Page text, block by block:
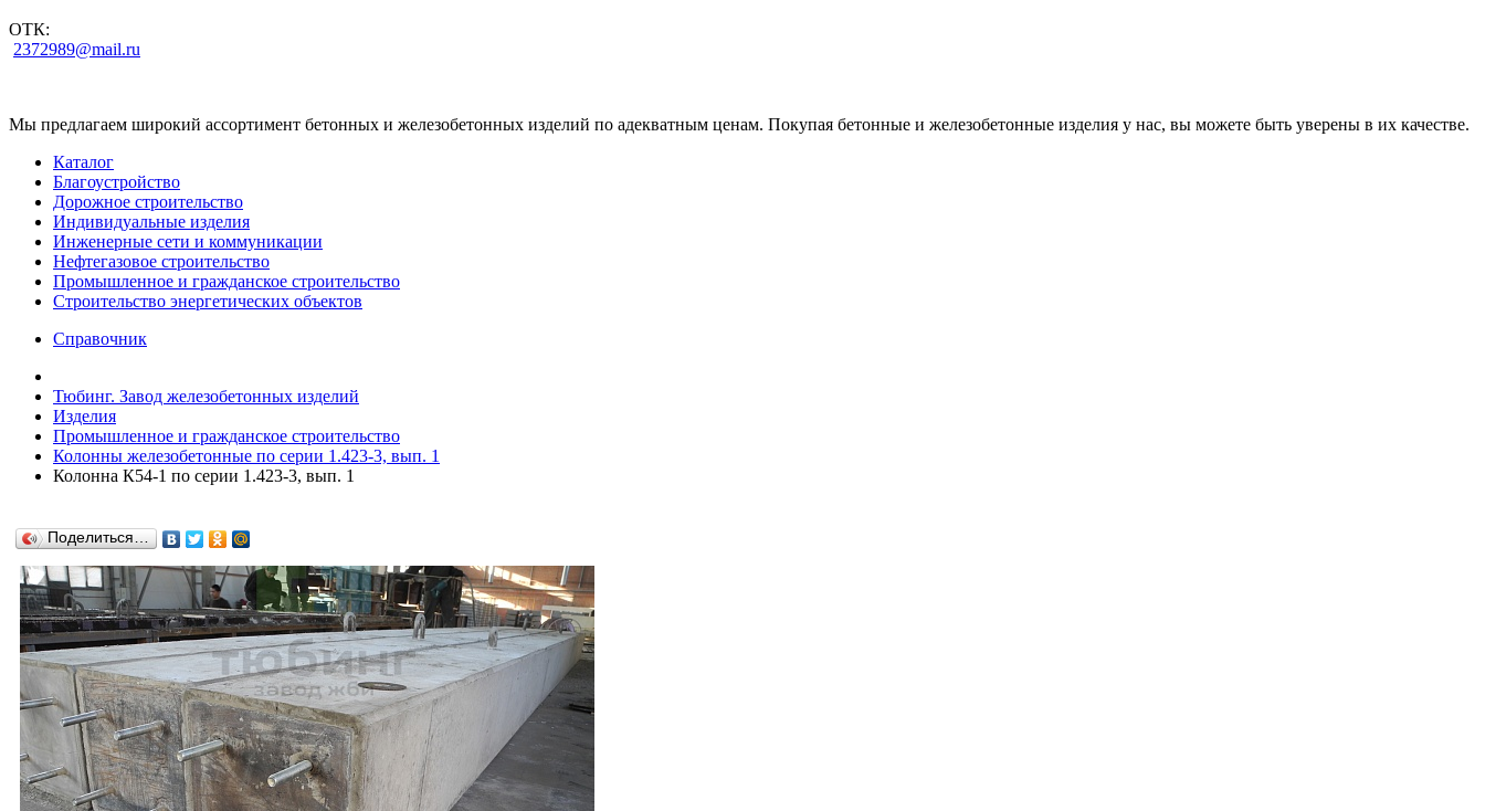
ОТК:
2372989@mail.ru
Мы предлагаем широкий ассортимент бетонных и железобетонных изделий по адекватным ценам. Покупая бетонные и железобетонные изделия у нас, вы можете быть уверены в их качестве.
Каталог
Благоустройство
Дорожное строительство
Индивидуальные изделия
Инженерные сети и коммуникации
Нефтегазовое строительство
Промышленное и гражданское строительство
Строительство энергетических объектов
Справочник
Тюбинг. Завод железобетонных изделий
Изделия
Промышленное и гражданское строительство
Колонны железобетонные по серии 1.423-3, вып. 1
Колонна К54-1 по серии 1.423-3, вып. 1
Поделиться…